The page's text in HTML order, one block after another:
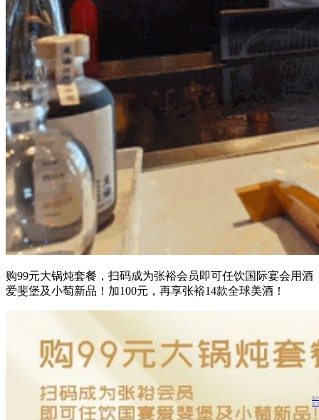
购99元大锅炖套餐，扫码成为张裕会员即可任饮国际宴会用酒
爱斐堡及小萄新品！加100元，再享张裕14款全球美酒！
返
首